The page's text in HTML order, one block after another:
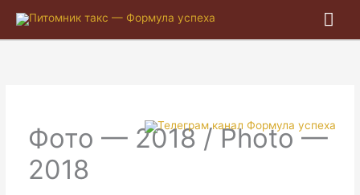
Фото — 2018 / Photo —
2018